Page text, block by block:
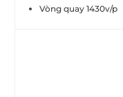
Vòng quay 1430v/p